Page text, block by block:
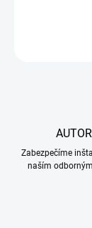
Zabezpečíme
naším